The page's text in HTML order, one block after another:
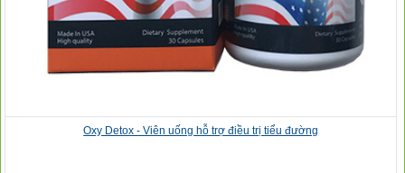
Oxy Detox - Viên uống hỗ trợ điều trị tiểu đường